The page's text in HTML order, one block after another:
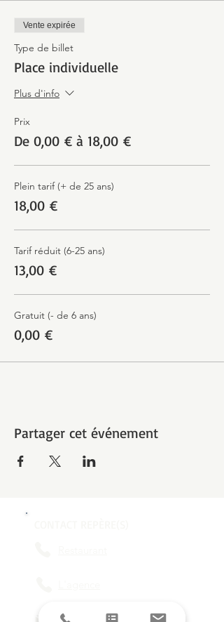
Vente expirée
Type de billet
Place individuelle
Plus d'info
Prix
De 0,00 € à 18,00 €
Plein tarif (+ de 25 ans)
18,00 €
Tarif réduit (6-25 ans)
13,00 €
Gratuit (- de 6 ans)
0,00 €
Partager cet événement